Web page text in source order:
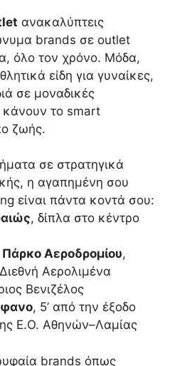
ανακαλύπτεις
brands σε outlet
όλο τον χρόνο. Μόδα,
είδη για γυναίκες,
σε μοναδικές
το smart
ζωής.
σε στρατηγικά
η αγαπημένη σου
είναι πάντα κοντά σου:
, δίπλα στο κέντρο
Πάρκο Αεροδρομίου,
Αερολιμένα
Βενιζέλος
, 5’ από την έξοδο
Ε.Ο. Αθηνών–Λαμίας
brands όπως